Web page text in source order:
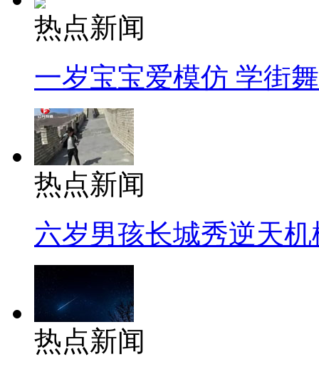
热点新闻
一岁宝宝爱模仿 学街
热点新闻
六岁男孩长城秀逆天机
热点新闻